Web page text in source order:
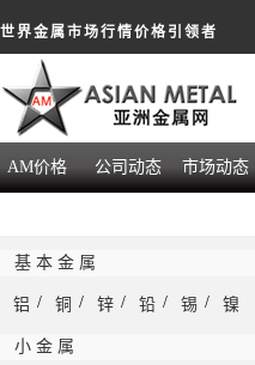
世界金属市场行情价格引领者
AM价格 公司动态 市场动态
基 本 金 属
铝 / 铜 / 锌 / 铅 / 锡 / 镍
小 金 属